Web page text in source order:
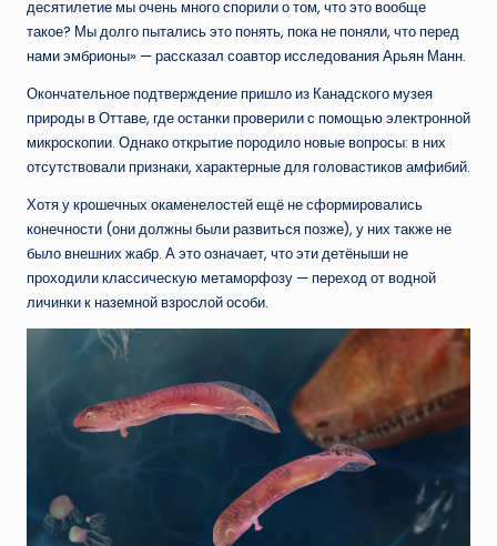
десятилетие мы очень много спорили о том, что это вообще
такое? Мы долго пытались это понять, пока не поняли, что перед
нами эмбрионы» — рассказал соавтор исследования Арьян Манн.
Окончательное подтверждение пришло из Канадского музея
природы в Оттаве, где останки проверили с помощью электронной
микроскопии. Однако открытие породило новые вопросы: в них
отсутствовали признаки, характерные для головастиков амфибий.
Хотя у крошечных окаменелостей ещё не сформировались
конечности (они должны были развиться позже), у них также не
было внешних жабр. А это означает, что эти детёныши не
проходили классическую метаморфозу — переход от водной
личинки к наземной взрослой особи.